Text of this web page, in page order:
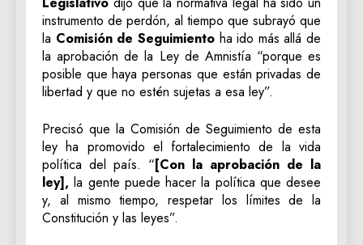
instrumento de perdón, al tiempo que subrayó que
la Comisión de Seguimientoha ido más allá de
la aprobación de la Ley de Amnistía “porque es
posible que haya personas que están privadas de
libertad y que no estén sujetas a esa ley”.
Precisó que la Comisión de Seguimiento de esta
ley ha promovido el fortalecimiento de la vida
política del país. “[Con la aprobación de la
ley], la gente puede hacer la política que desee
y, al mismo tiempo, respetar los límites de la
Constitución y las leyes”.